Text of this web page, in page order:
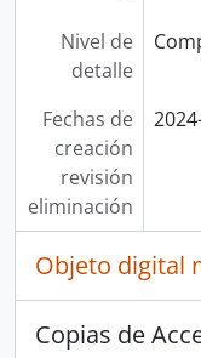
Nivel de
detalle
Fechas de
creación
revisión
eliminación
Objeto digital
Copias de